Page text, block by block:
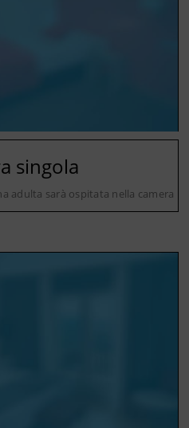
singola
adulta sarà ospitata nella camera